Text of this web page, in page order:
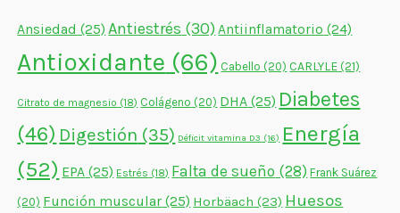
Ansiedad (25) Antiestrés (30)Antiinflamatorio (24)
Antioxidante (66) Cabello (20) CARLYLE(21)
Citrato de magnesio (18) Colágeno (20) DHA (25) Diabetes
(46) Digestión (35) Déficit vitamina D3 (16) Energía
(52) EPA (25) Estrés (18) Falta de sueño (28) Frank Suárez
(20) Función muscular (25) Horbäach (23) Huesos